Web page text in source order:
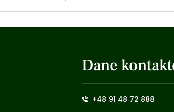
Dane
+48 91 48 72 888